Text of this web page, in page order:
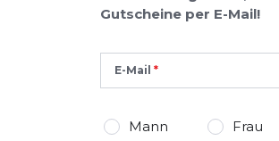
Gutscheine per E-Mail!
E-Mail
Mann Frau